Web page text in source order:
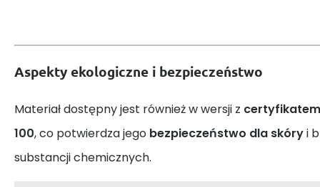
Aspekty ekologiczne i bezpieczeństwo
Materiał dostępny jest również w wersji z certyfikatem
100, co potwierdza jego bezpieczeństwo dla skóryi
substancji chemicznych.